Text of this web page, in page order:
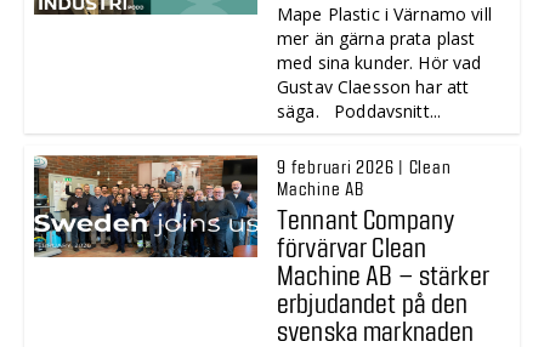
Mape Plastic i Värnamo vill
mer än gärna prata plast
med sina kunder. Hör vad
Gustav Claesson har att
säga. Poddavsnitt...
9 februari 2026 | Clean
Machine AB
Tennant Company
förvärvar Clean
Machine AB – stärker
erbjudandet på den
svenska marknaden